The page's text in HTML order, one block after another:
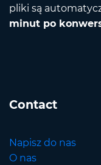
pliki są
minut po
Contact
Napisz do nas
O nas